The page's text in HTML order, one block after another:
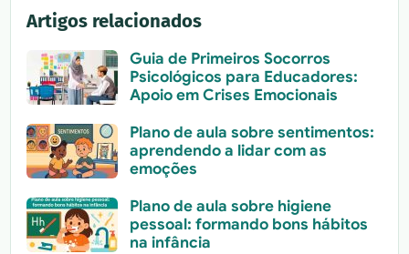
Artigos relacionados
Guia de Primeiros Socorros
Psicológicos para Educadores:
Apoio em Crises Emocionais
Plano de aula sobre sentimentos:
aprendendo a lidar com as
emoções
Plano de aula sobre higiene
pessoal: formando bons hábitos
na infância